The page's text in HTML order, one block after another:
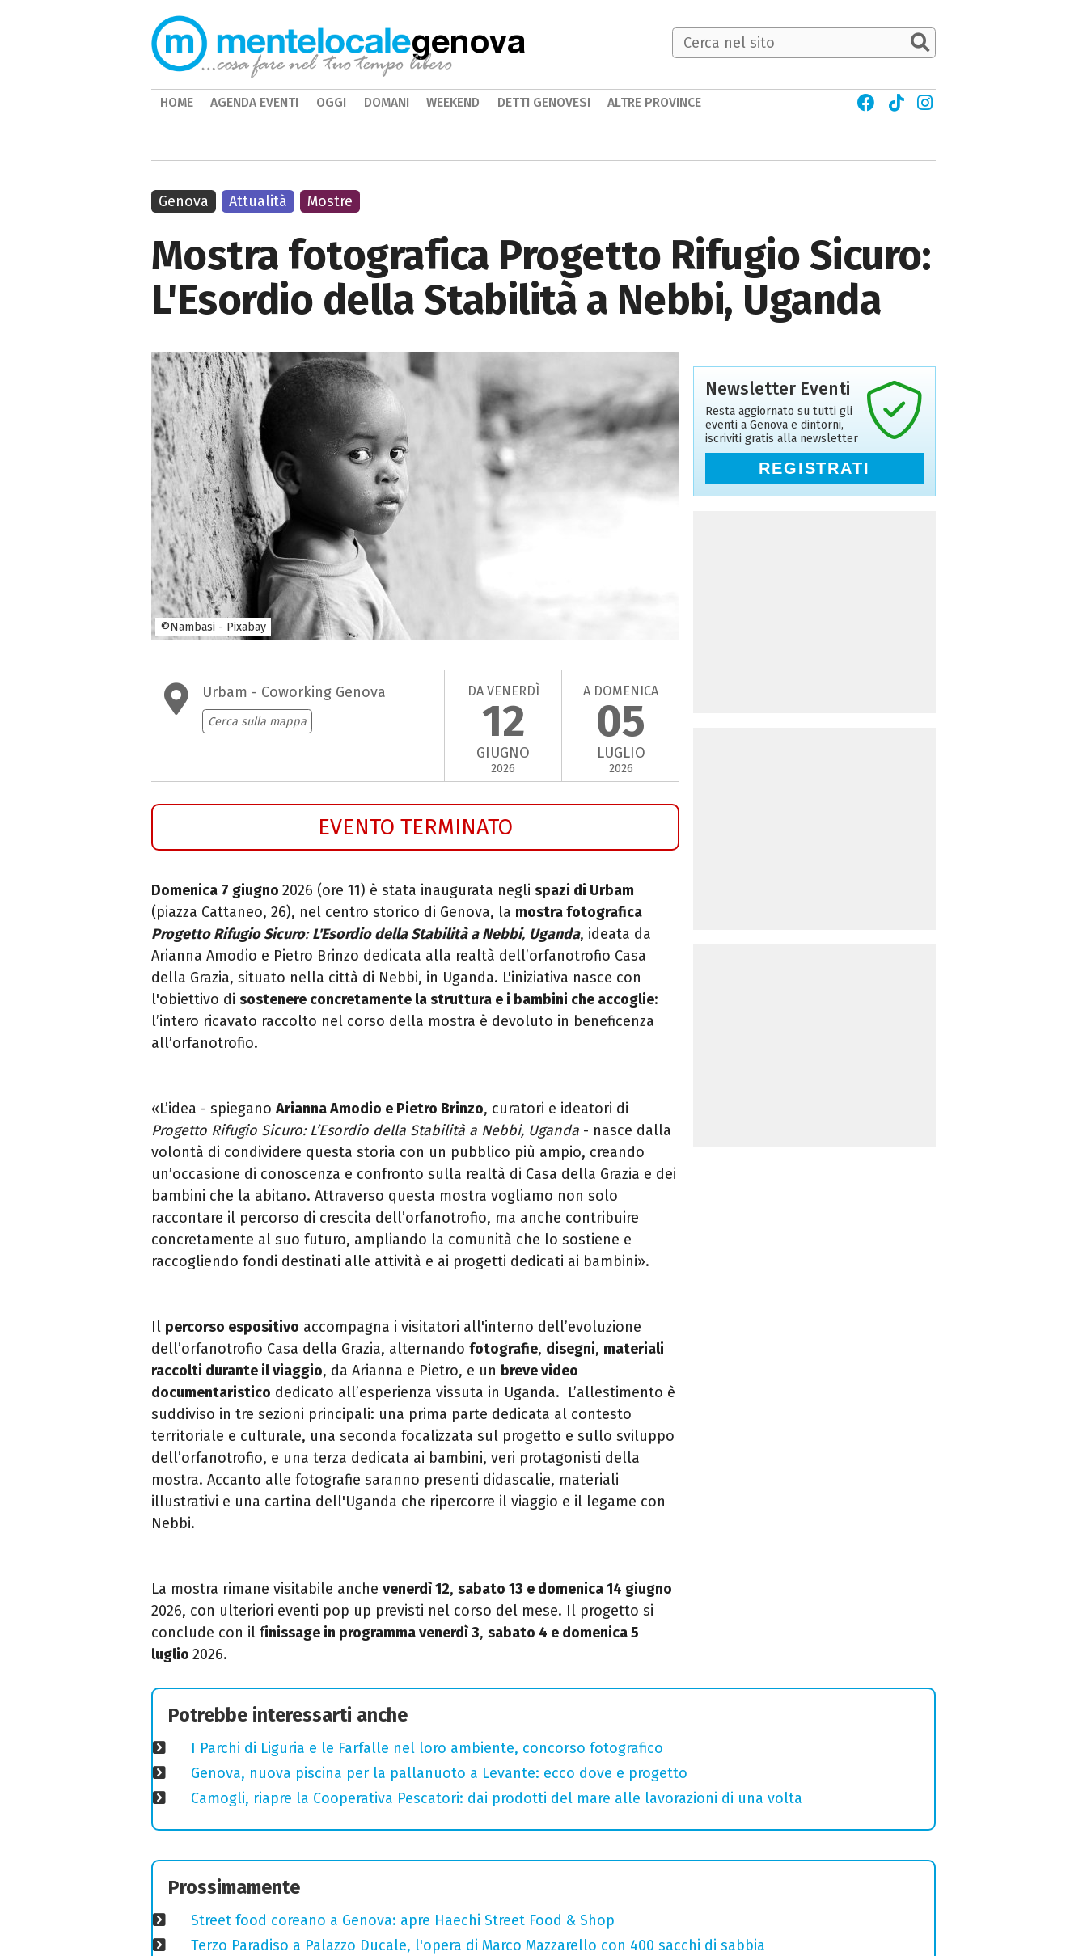
Mostra fotografica Progetto Rifugio Sicuro:
L'Esordio della Stabilità a Nebbi, Uganda
©Nambasi - Pixabay
Urbam - Coworking Genova
Cerca sulla mappa
DA VENERDÌ
12
GIUGNO
2026
A DOMENICA
05
LUGLIO
2026
EVENTO TERMINATO
Domenica 7 giugno 2026 (ore 11) è stata inaugurata negli spazi di Urbam
(piazza Cattaneo, 26), nel centro storico di Genova, la mostra fotografica
Progetto Rifugio Sicuro:L'Esordio della Stabilità a Nebbi, Uganda, ideata da
Arianna Amodio e Pietro Brinzo dedicata alla realtà dell’orfanotrofio Casa
della Grazia, situato nella città di Nebbi, in Uganda. L'iniziativa nasce con
l'obiettivo di sostenere concretamente la struttura e i bambini che accoglie:
l’intero ricavato raccolto nel corso della mostra è devoluto in beneficenza
all’orfanotrofio.
«L’idea - spiegano Arianna Amodio e Pietro Brinzo, curatori e ideatori di
Progetto Rifugio Sicuro: L’Esordio della Stabilità a Nebbi, Uganda - nasce dalla
volontà di condividere questa storia con un pubblico più ampio, creando
un’occasione di conoscenza e confronto sulla realtà di Casa della Grazia e dei
bambini che la abitano. Attraverso questa mostra vogliamo non solo
raccontare il percorso di crescita dell’orfanotrofio, ma anche contribuire
concretamente al suo futuro, ampliando la comunità che lo sostiene e
raccogliendo fondi destinati alle attività e ai progetti dedicati ai bambini».
Il percorso espositivo accompagna i visitatori all'interno dell’evoluzione
dell’orfanotrofio Casa della Grazia, alternando fotografie, disegni, materiali
raccolti durante il viaggio, da Arianna e Pietro, e un breve video
documentaristico dedicato all’esperienza vissuta in Uganda. L’allestimento è
suddiviso in tre sezioni principali: una prima parte dedicata al contesto
territoriale e culturale, una seconda focalizzata sul progetto e sullo sviluppo
dell’orfanotrofio, e una terza dedicata ai bambini, veri protagonisti della
mostra. Accanto alle fotografie saranno presenti didascalie, materiali
illustrativi e una cartina dell'Uganda che ripercorre il viaggio e il legame con
Nebbi.
La mostra rimane visitabile anche venerdì 12, sabato 13 e domenica 14 giugno
2026, con ulteriori eventi pop up previsti nel corso del mese. Il progetto si
conclude con il finissage in programma venerdì 3, sabato 4 e domenica 5
luglio 2026.
Genova Attualità Mostre
Newsletter Eventi
Resta aggiornato su tutti gli
eventi a Genova e dintorni,
iscriviti gratis alla newsletter
REGISTRATI
Potrebbe interessarti anche
I Parchi di Liguria e le Farfalle nel loro ambiente, concorso fotografico
Genova, nuova piscina per la pallanuoto a Levante: ecco dove e progetto
Camogli, riapre la Cooperativa Pescatori: dai prodotti del mare alle lavorazioni di una volta
Prossimamente
Street food coreano a Genova: apre Haechi Street Food & Shop
Terzo Paradiso a Palazzo Ducale, l'opera di Marco Mazzarello con 400 sacchi di sabbia
genova
HOME AGENDA EVENTI OGGI DOMANI WEEKEND DETTI GENOVESI ALTRE PROVINCE